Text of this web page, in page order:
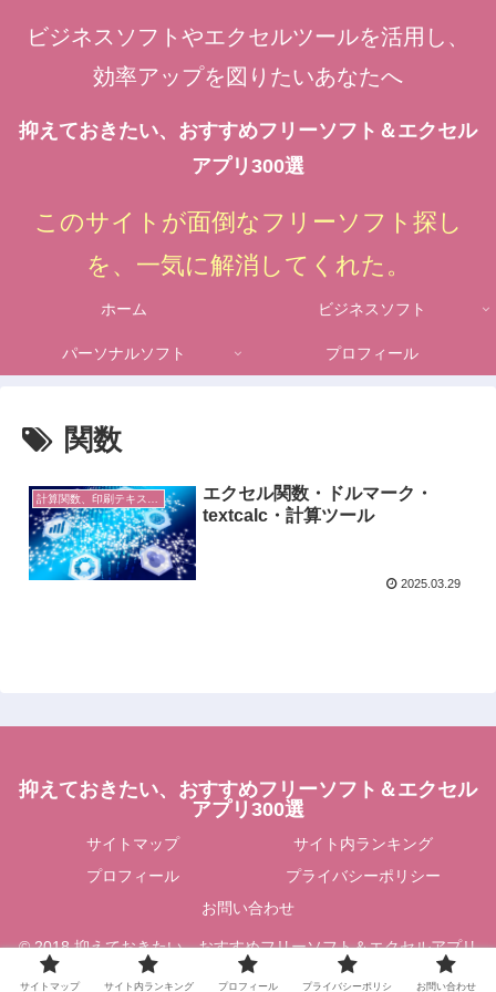
ビジネスソフトやエクセルツールを活用し、
効率アップを図りたいあなたへ
抑えておきたい、おすすめフリーソフト＆エクセル
アプリ300選
このサイトが面倒なフリーソフト探し
を、一気に解消してくれた。
ホーム ビジネスソフト
パーソナルソフト プロフィール
関数
エクセル関数・ドルマーク・
textcalc・計算ツール
2025.03.29
抑えておきたい、おすすめフリーソフト＆エクセル
アプリ300選
サイトマップ
サイト内ランキング
プロフィール
プライバシーポリシー
お問い合わせ
© 2018 抑えておきたい、おすすめフリーソフト＆エクセルアプリ
300選.
サイトマップ サイト内ランキング プロフィール プライバシーポリシ お問い合わせ